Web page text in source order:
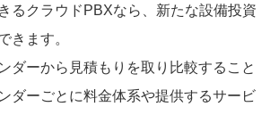
るクラウドPBXなら、新たな設備投資
きます。
ダーから見積もりを取り比較すること
ダーごとに料金体系や提供するサービ